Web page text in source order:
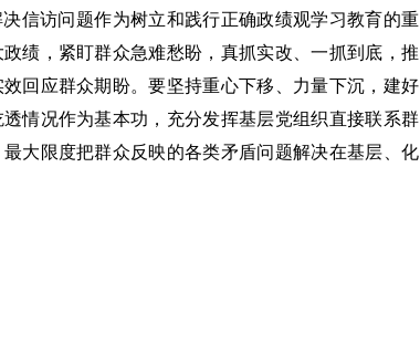
信访问题作为树立和践行正确政绩观学习教育的重
绩，紧盯群众急难愁盼，真抓实改、一抓到底，推
回应群众期盼。要坚持重心下移、力量下沉，建好
情况作为基本功，充分发挥基层党组织直接联系群
大限度把群众反映的各类矛盾问题解决在基层、化